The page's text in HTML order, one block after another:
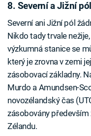
8. Severní a Jižní pól
Severní ani Jižní pól
Nikdo tady trvale
výzkumná stanice se
který je zrovna v zemi
zásobovací základny.
Murdo a Amundsen-
novozélandský čas
zásobovány
Zélandu.